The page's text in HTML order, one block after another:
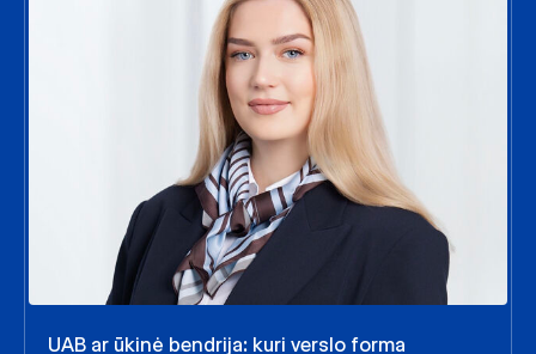
UAB ar ūkinė bendrija: kuri verslo forma